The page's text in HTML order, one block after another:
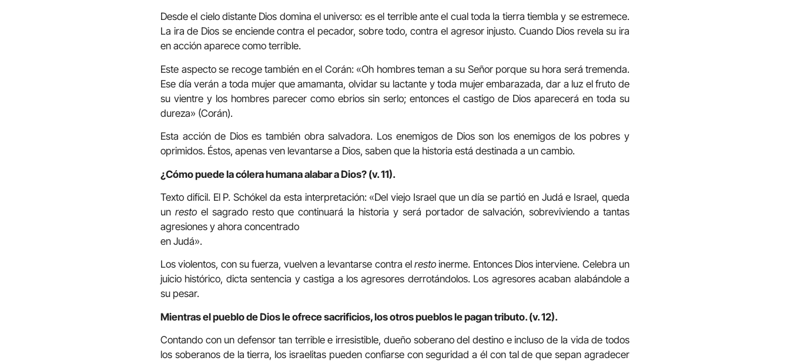
Desde el cielo distante Dios domina el universo: es el terrible ante el cual toda la tierra tiembla y se estremece.
La ira de Dios se enciende contra el pecador, sobre todo, contra el agresor injusto. Cuando Dios revela su ira
en acción aparece como terrible.
Este aspecto se recoge también en el Corán: «Oh hombres teman a su Señor porque su hora será tremenda.
Ese día verán a toda mujer que amamanta, olvidar su lactante y toda mujer embarazada, dar a luz el fruto de
su vientre y los hombres parecer como ebrios sin serlo; entonces el castigo de Dios aparecerá en toda su
dureza» (Corán).
Esta acción de Dios es también obra salvadora. Los enemigos de Dios son los enemigos de los pobres y
oprimidos. Éstos, apenas ven levantarse a Dios, saben que la historia está destinada a un cambio.
¿Cómo puede la cólera humana alabar a Dios? (v. 11).
Texto difícil. El P. Schókel da esta interpretación: «Del viejo Israel que un día se partió en Judá e Israel, queda
un resto el sagrado resto que continuará la historia y será portador de salvación, sobreviviendo a tantas
agresiones y ahora concentrado
en Judá».
Los violentos, con su fuerza, vuelven a levantarse contra elrestoinerme. Entonces Dios interviene. Celebra un
juicio histórico, dicta sentencia y castiga a los agresores derrotándolos. Los agresores acaban alabándole a
su pesar.
Mientras el pueblo de Dios le ofrece sacrificios, los otros pueblos le pagan tributo. (v. 12).
Contando con un defensor tan terrible e irresistible, dueño soberano del destino e incluso de la vida de todos
los soberanos de la tierra, los israelitas pueden confiarse con seguridad a él con tal de que sepan agradecer